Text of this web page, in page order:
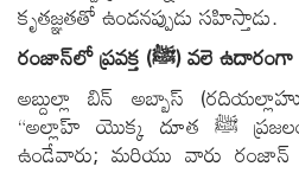
కృతజ్ఞతతో ఉండనప్పుడు సహిస్తాడు.
రంజాన్‌లో ప్రవక్త (ﷺ) వలె ఉదారంగా
అబ్దుల్లా బిన్ అబ్బాస్
“అల్లాహ్ యొక్క దూత ﷺ ప్రజలందరిలో అత్యంత ఉదారంగా
ఉండేవారు; మరియు వారు